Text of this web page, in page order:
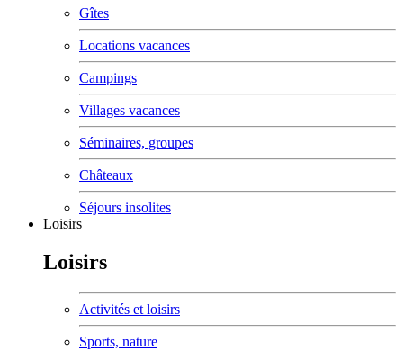
Gîtes
Locations vacances
Campings
Villages vacances
Séminaires, groupes
Châteaux
Séjours insolites
Loisirs
Loisirs
Activités et loisirs
Sports, nature